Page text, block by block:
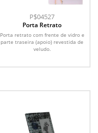
P$04527
Porta Retrato
Porta retrato com frente de vidro e
parte traseira (apoio) revestida de
veludo.